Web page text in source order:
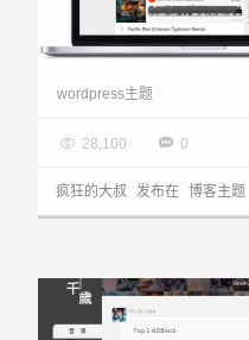
wordpress主题
 28,100  0
疯狂的大叔 发布在 博客主题